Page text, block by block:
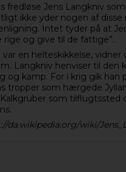
fredløse Jens Langkniv
ikke yder nogen af
Intet tyder på at
rige og give til de fattige”.
var en helteskikkelse,
Langkniv henviser til den
og kamp. For i krig gik han
tropper som hærgede
som tilflugtssted
da.wikipedia.org/wiki/